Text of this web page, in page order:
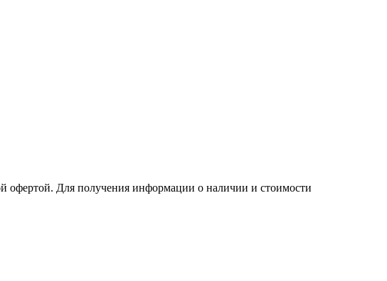
офертой. Для получения информации о наличии и стоимости